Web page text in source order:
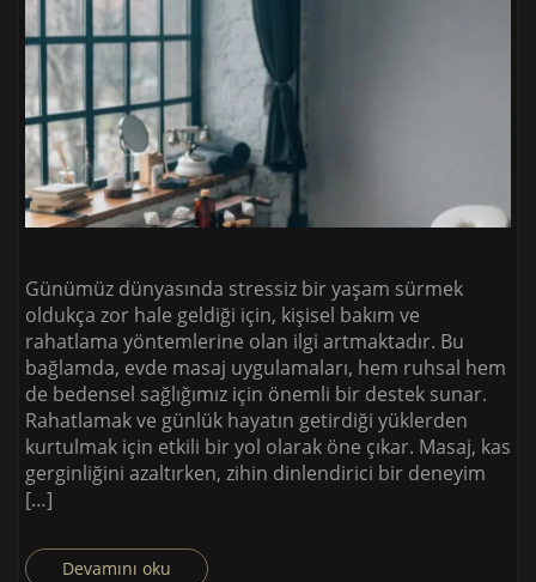
Günümüz dünyasında stressiz bir yaşam sürmek
oldukça zor hale geldiği için, kişisel bakım ve
rahatlama yöntemlerine olan ilgi artmaktadır. Bu
bağlamda, evde masaj uygulamaları, hem ruhsal hem
de bedensel sağlığımız için önemli bir destek sunar.
Rahatlamak ve günlük hayatın getirdiği yüklerden
kurtulmak için etkili bir yol olarak öne çıkar. Masaj, kas
gerginliğini azaltırken, zihin dinlendirici bir deneyim
[…]
Devamını oku